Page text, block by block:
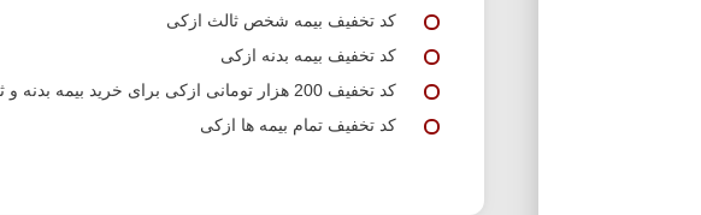
کد تخفیف بیمه شخص ثالث ازکی
کد تخفیف بیمه بدنه ازکی
کد تخفیف 200 هزار تومانی ازکی برای خرید بیمه بدنه و ثالث
کد تخفیف تمام بیمه ها ازکی